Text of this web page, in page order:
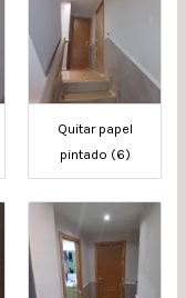
Quitar papel
pintado (6)